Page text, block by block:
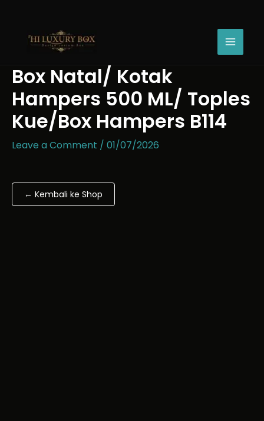
Box Natal/ Kotak
Hampers 500 ML/ Toples
Kue/Box Hampers B114
Leave a Comment / 01/07/2026
← Kembali ke Shop
Hampers
ML/
Toples
Kue/Box
Hampers
B114
quantity